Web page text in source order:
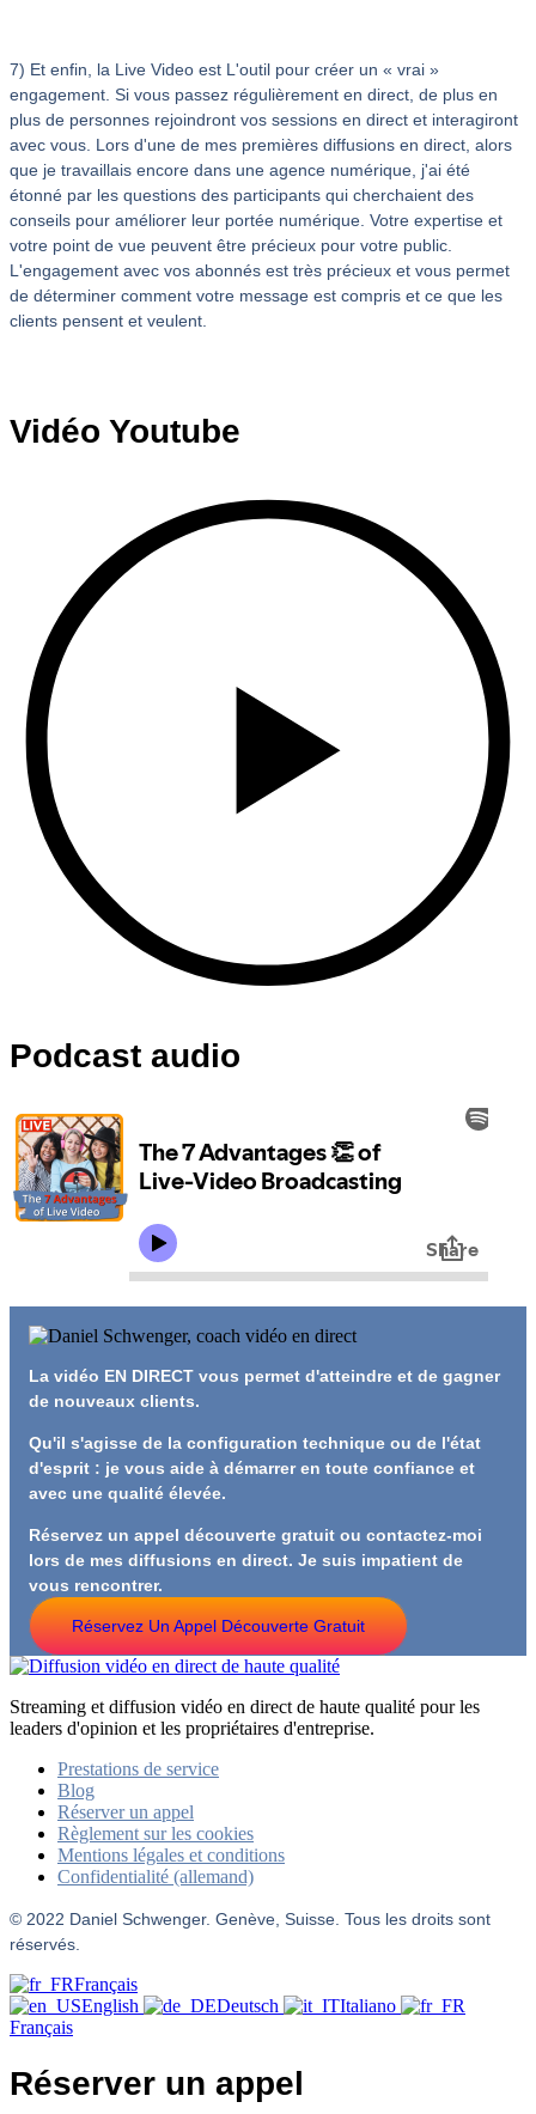
7) Et enfin, la Live Video est L'outil pour créer un « vrai »
engagement. Si vous passez régulièrement en direct, de plus en
plus de personnes rejoindront vos sessions en direct et interagiront
avec vous. Lors d'une de mes premières diffusions en direct, alors
que je travaillais encore dans une agence numérique, j'ai été
étonné par les questions des participants qui cherchaient des
conseils pour améliorer leur portée numérique. Votre expertise et
votre point de vue peuvent être précieux pour votre public.
L'engagement avec vos abonnés est très précieux et vous permet
de déterminer comment votre message est compris et ce que les
clients pensent et veulent.
Vidéo Youtube
Podcast audio
La vidéo EN DIRECT vous permet d'atteindre et de gagner
de nouveaux clients.
Qu'il s'agisse de la configuration technique ou de l'état
d'esprit : je vous aide à démarrer en toute confiance et
avec une qualité élevée.
Réservez un appel découverte gratuit ou contactez-moi
lors de mes diffusions en direct. Je suis impatient de
vous rencontrer.
Réservez Un Appel Découverte Gratuit
Streaming et diffusion vidéo en direct de haute qualité pour les
leaders d'opinion et les propriétaires d'entreprise.
Prestations de service
Blog
Réserver un appel
Règlement sur les cookies
Mentions légales et conditions
Confidentialité (allemand)
© 2022 Daniel Schwenger. Genève, Suisse. Tous les droits sont
réservés.
Français
English
Deutsch
Italiano
Français
Réserver un appel